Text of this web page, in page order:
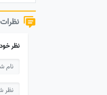
نظرات
نظر